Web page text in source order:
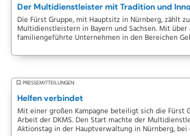
Der Multidienstleister mit Tradition und
Die Fürst Gruppe, mit Hauptsitz in Nürnberg, zählt
Multidienstleistern in Bayern und Sachsen. Mit
familiengeführte Unternehmen in den Bereichen
PRESSEMITTEILUNGEN
Helfen verbindet
Mit einer großen Kampagne beteiligt sich die Fürst
Arbeit der DKMS. Den Start machte der Multidienstleister mit einem großen
Aktionstag in der Hauptverwaltung in Nürnberg, bei dem sich die Mitarbeitenden